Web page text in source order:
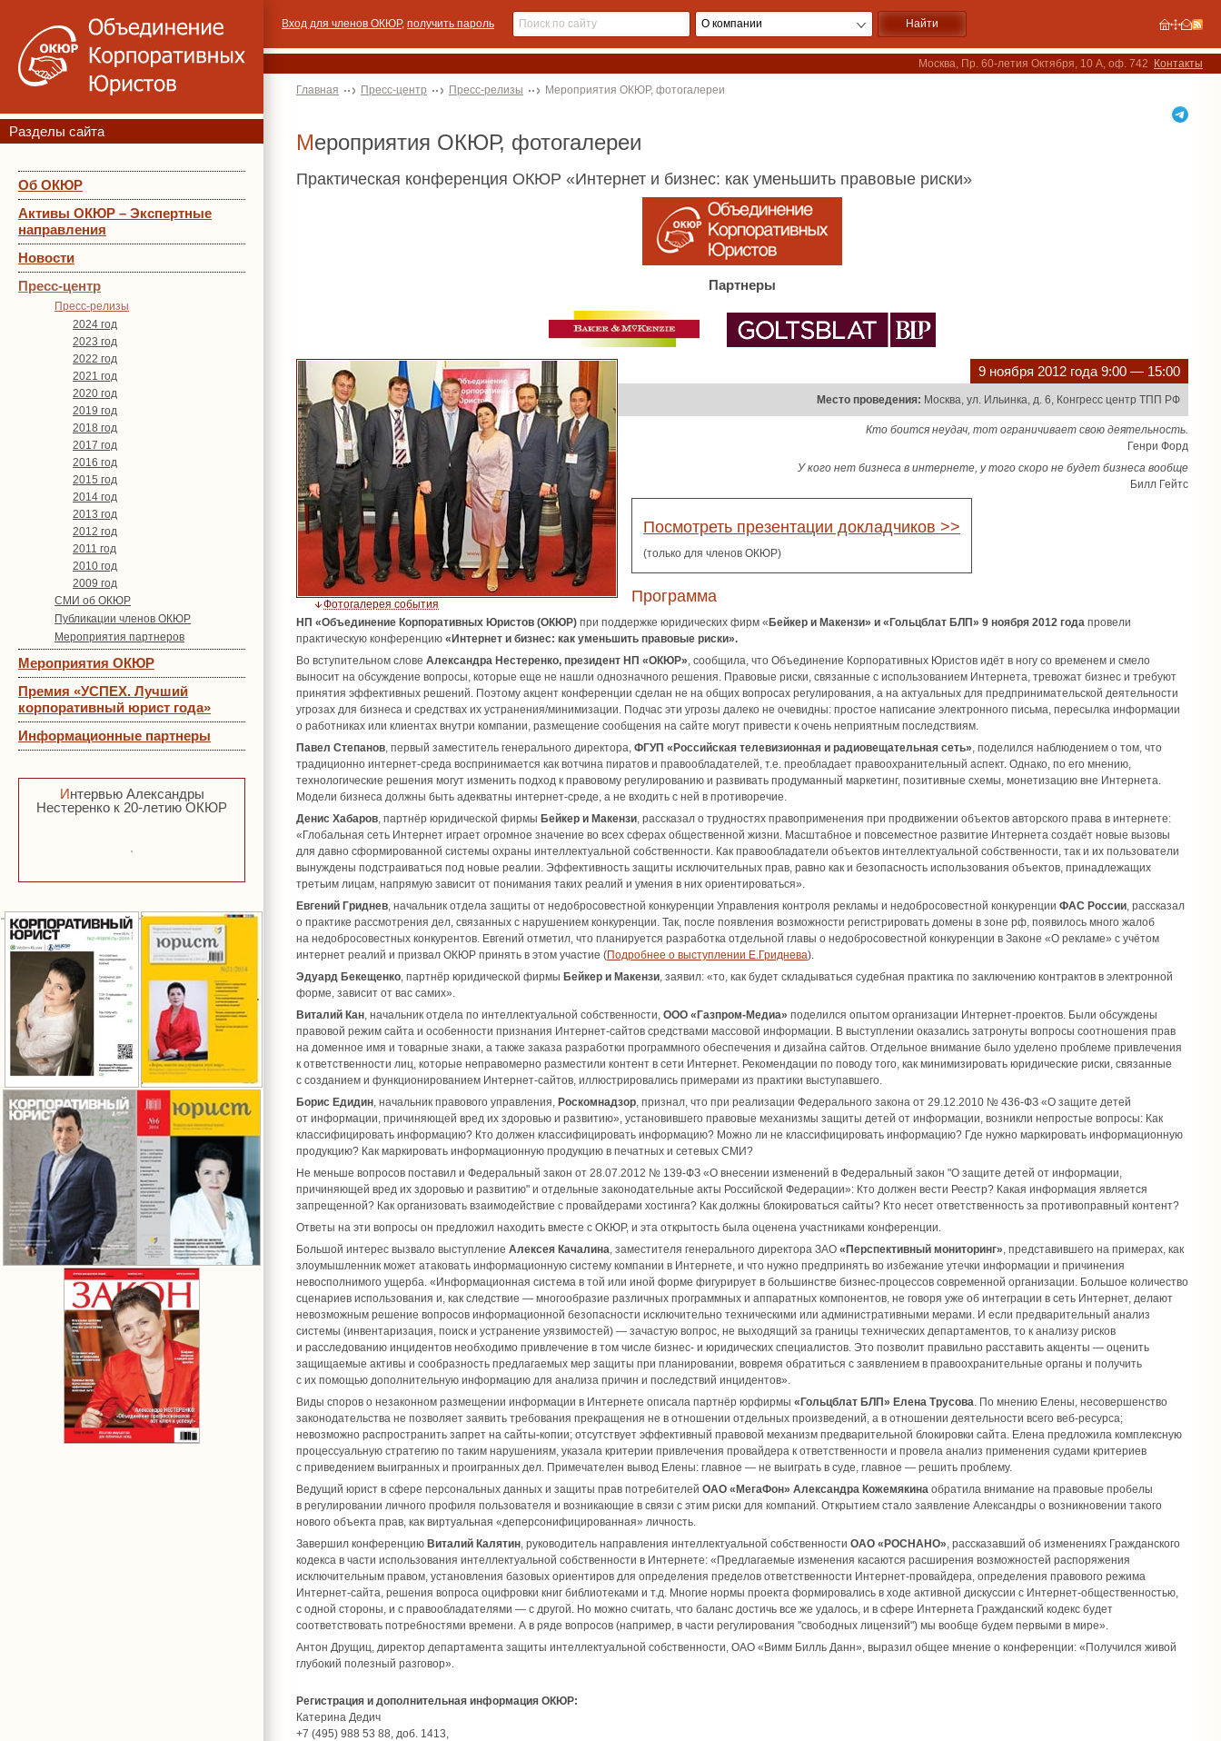
Разделы сайта
Об ОКЮР
Активы ОКЮР – Экспертные
направления
Новости
Пресс-центр
Пресс-релизы
2024 год
2023 год
2022 год
2021 год
2020 год
2019 год
2018 год
2017 год
2016 год
2015 год
2014 год
2013 год
2012 год
2011 год
2010 год
2009 год
СМИ об ОКЮР
Публикации членов ОКЮР
Мероприятия партнеров
Мероприятия ОКЮР
Премия «УСПЕХ. Лучший
корпоративный юрист года»
Информационные партнеры
Интервью Александры
Нестеренко к 20-летию ОКЮР
Вход для членов ОКЮР, получить пароль
Москва, Пр. 60-летия Октября, 10 А, оф. 742 Контакты
Главная Пресс-центр Пресс-релизы Мероприятия ОКЮР, фотогалереи
Мероприятия ОКЮР, фотогалереи
Практическая конференция ОКЮР «Интернет и бизнес: как уменьшить правовые риски»
Партнеры
Фотогалерея события
9 ноября 2012 года 9:00 — 15:00
Место проведения: Москва, ул. Ильинка, д. 6, Конгресс центр ТПП РФ
Кто боится неудач, тот ограничивает свою деятельность.
Генри Форд
У кого нет бизнеса в интернете, у того скоро не будет бизнеса вообще
Билл Гейтс
Посмотреть презентации докладчиков >>
(только для членов ОКЮР)
Программа
НП «Объединение Корпоративных Юристов (ОКЮР) при поддержке юридических фирм « Бейкер и Макензи» и «Гольцблат БЛП» 9 ноября 2012 года провели
практическую конференцию «Интернет и бизнес: как уменьшить правовые риски».
Во вступительном слове Александра Нестеренко, президент НП «ОКЮР», сообщила, что Объединение Корпоративных Юристов идёт в ногу со временем и смело
выносит на обсуждение вопросы, которые еще не нашли однозначного решения. Правовые риски, связанные с использованием Интернета, тревожат бизнес и требуют
принятия эффективных решений. Поэтому акцент конференции сделан не на общих вопросах регулирования, а на актуальных для предпринимательской деятельности
угрозах для бизнеса и средствах их устранения/минимизации. Подчас эти угрозы далеко не очевидны: простое написание электронного письма, пересылка информации
о работниках или клиентах внутри компании, размещение сообщения на сайте могут привести к очень неприятным последствиям.
Павел Степанов, первый заместитель генерального директора, ФГУП «Российская телевизионная и радиовещательная сеть», поделился наблюдением о том, что
традиционно интернет-среда воспринимается как вотчина пиратов и правообладателей, т.е. преобладает правоохранительный аспект. Однако, по его мнению,
технологические решения могут изменить подход к правовому регулированию и развивать продуманный маркетинг, позитивные схемы, монетизацию вне Интернета.
Модели бизнеса должны быть адекватны интернет-среде, а не входить с ней в противоречие.
Денис Хабаров, партнёр юридической фирмы Бейкер и Макензи, рассказал о трудностях правоприменения при продвижении объектов авторского права в интернете:
«Глобальная сеть Интернет играет огромное значение во всех сферах общественной жизни. Масштабное и повсеместное развитие Интернета создаёт новые вызовы
для давно сформированной системы охраны интеллектуальной собственности. Как правообладатели объектов интеллектуальной собственности, так и их пользователи
вынуждены подстраиваться под новые реалии. Эффективность защиты исключительных прав, равно как и безопасность использования объектов, принадлежащих
третьим лицам, напрямую зависит от понимания таких реалий и умения в них ориентироваться».
Евгений Гриднев, начальник отдела защиты от недобросовестной конкуренции Управления контроля рекламы и недобросовестной конкуренции ФАС России, рассказал
о практике рассмотрения дел, связанных с нарушением конкуренции. Так, после появления возможности регистрировать домены в зоне рф, появилось много жалоб
на недобросовестных конкурентов. Евгений отметил, что планируется разработка отдельной главы о недобросовестной конкуренции в Законе «О рекламе» с учётом
интернет реалий и призвал ОКЮР принять в этом участие (Подробнее о выступлении Е.Гриднева).
Эдуард Бекещенко, партнёр юридической фирмы Бейкер и Макензи, заявил: «то, как будет складываться судебная практика по заключению контрактов в электронной
форме, зависит от вас самих».
Виталий Кан, начальник отдела по интеллектуальной собственности, ООО «Газпром-Медиа» поделился опытом организации Интернет-проектов. Были обсуждены
правовой режим сайта и особенности признания Интернет-сайтов средствами массовой информации. В выступлении оказались затронуты вопросы соотношения прав
на доменное имя и товарные знаки, а также заказа разработки программного обеспечения и дизайна сайтов. Отдельное внимание было уделено проблеме привлечения
к ответственности лиц, которые неправомерно разместили контент в сети Интернет. Рекомендации по поводу того, как минимизировать юридические риски, связанные
с созданием и функционированием Интернет-сайтов, иллюстрировались примерами из практики выступавшего.
Борис Едидин, начальник правового управления, Роскомнадзор, признал, что при реализации Федерального закона от 29.12.2010 № 436-ФЗ «О защите детей
от информации, причиняющей вред их здоровью и развитию», установившего правовые механизмы защиты детей от информации, возникли непростые вопросы: Как
классифицировать информацию? Кто должен классифицировать информацию? Можно ли не классифицировать информацию? Где нужно маркировать информационную
продукцию? Как маркировать информационную продукцию в печатных и сетевых СМИ?
Не меньше вопросов поставил и Федеральный закон от 28.07.2012 № 139-ФЗ «О внесении изменений в Федеральный закон "О защите детей от информации,
причиняющей вред их здоровью и развитию" и отдельные законодательные акты Российской Федерации»: Кто должен вести Реестр? Какая информация является
запрещенной? Как организовать взаимодействие с провайдерами хостинга? Как должны блокироваться сайты? Кто несет ответственность за противоправный контент?
Ответы на эти вопросы он предложил находить вместе с ОКЮР, и эта открытость была оценена участниками конференции.
Большой интерес вызвало выступление Алексея Качалина, заместителя генерального директора ЗАО «Перспективный мониторинг», представившего на примерах, как
злоумышленник может атаковать информационную систему компании в Интернете, и что нужно предпринять во избежание утечки информации и причинения
невосполнимого ущерба. «Информационная система в той или иной форме фигурирует в большинстве бизнес-процессов современной организации. Большое количество
сценариев использования и, как следствие — многообразие различных программных и аппаратных компонентов, не говоря уже об интеграции в сеть Интернет, делают
невозможным решение вопросов информационной безопасности исключительно техническими или административными мерами. И если предварительный анализ
системы (инвентаризация, поиск и устранение уязвимостей) — зачастую вопрос, не выходящий за границы технических департаментов, то к анализу рисков
и расследованию инцидентов необходимо привлечение в том числе бизнес- и юридических специалистов. Это позволит правильно расставить акценты — оценить
защищаемые активы и сообразность предлагаемых мер защиты при планировании, вовремя обратиться с заявлением в правоохранительные органы и получить
с их помощью дополнительную информацию для анализа причин и последствий инцидентов».
Виды споров о незаконном размещении информации в Интернете описала партнёр юрфирмы «Гольцблат БЛП» Елена Трусова. По мнению Елены, несовершенство
законодательства не позволяет заявить требования прекращения не в отношении отдельных произведений, а в отношении деятельности всего веб-ресурса;
невозможно распространить запрет на сайты-копии; отсутствует эффективный правовой механизм предварительной блокировки сайта. Елена предложила комплексную
процессуальную стратегию по таким нарушениям, указала критерии привлечения провайдера к ответственности и провела анализ применения судами критериев
с приведением выигранных и проигранных дел. Примечателен вывод Елены: главное — не выиграть в суде, главное — решить проблему.
Ведущий юрист в сфере персональных данных и защиты прав потребителей ОАО «МегаФон» Александра Кожемякина обратила внимание на правовые пробелы
в регулировании личного профиля пользователя и возникающие в связи с этим риски для компаний. Открытием стало заявление Александры о возникновении такого
нового объекта прав, как виртуальная «деперсонифицированная» личность.
Завершил конференцию Виталий Калятин, руководитель направления интеллектуальной собственности ОАО «РОСНАНО», рассказавший об изменениях Гражданского
кодекса в части использования интеллектуальной собственности в Интернете: «Предлагаемые изменения касаются расширения возможностей распоряжения
исключительным правом, установления базовых ориентиров для определения пределов ответственности Интернет-провайдера, определения правового режима
Интернет-сайта, решения вопроса оцифровки книг библиотеками и т.д. Многие нормы проекта формировались в ходе активной дискуссии с Интернет-общественностью,
с одной стороны, и с правообладателями — с другой. Но можно считать, что баланс достичь все же удалось, и в сфере Интернета Гражданский кодекс будет
соответствовать потребностями времени. А в ряде вопросов (например, в части регулирования "свободных лицензий") мы вообще будем первыми в мире».
Антон Друщиц, директор департамента защиты интеллектуальной собственности, ОАО «Вимм Билль Данн», выразил общее мнение о конференции: «Получился живой
глубокий полезный разговор».
Регистрация и дополнительная информация ОКЮР:
Катерина Дедич
+7 (495) 988 53 88, доб. 1413,